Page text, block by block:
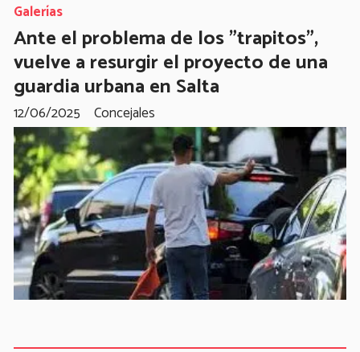
Ante el problema de los "trapitos",
vuelve a resurgir el proyecto de una
guardia urbana en Salta
Concejales
Galerías
12/06/2025